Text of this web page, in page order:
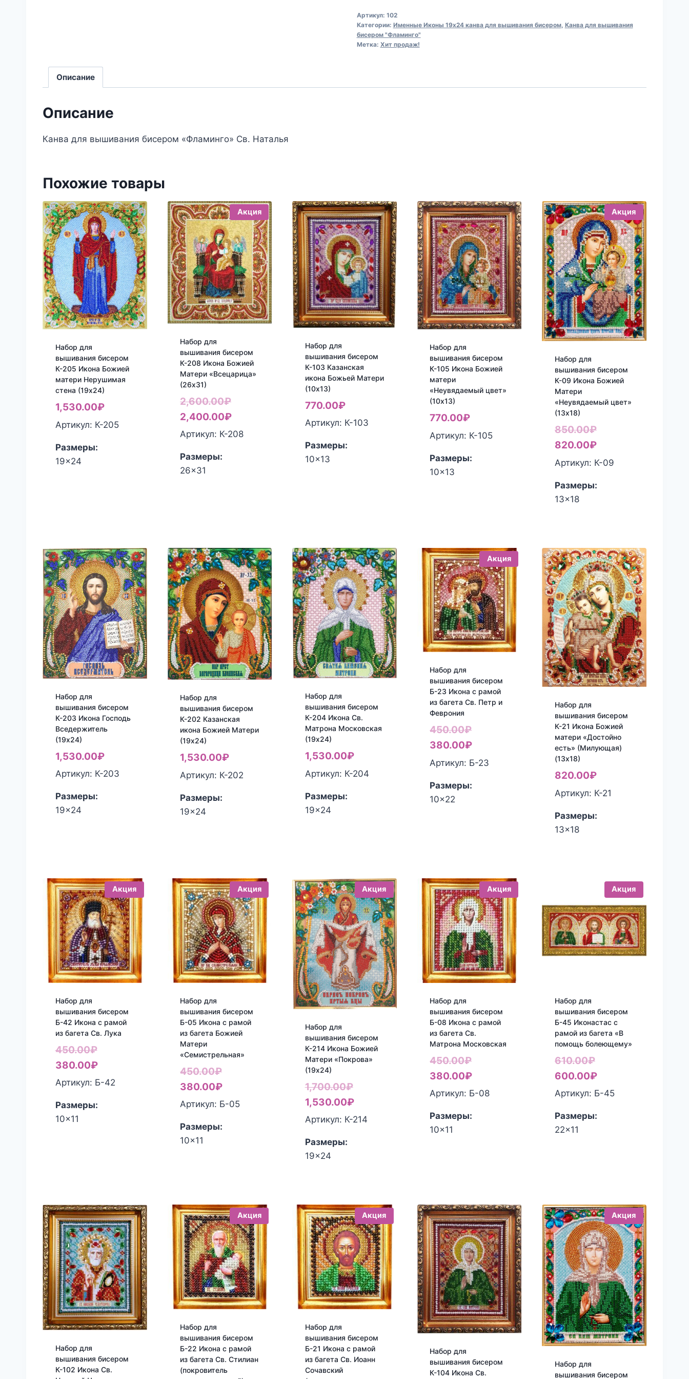
для
вышивания
бисером
Наталья
Артикул: 102
Категории: Именные Иконы 19х24 канва для вышивания бисером, Канва для вышивания
бисером "Фламинго"
Метка: Хит продаж!
Описание
Описание
Канва для вышивания бисером «Фламинго» Св. Наталья
Похожие товары
Набор для
вышивания бисером
К-205 Икона Божией
матери Нерушимая
стена (19х24)
1,530.00₽
Артикул: К-205
Размеры:
19x24
Акция
Набор для
вышивания бисером
К-208 Икона Божией
Матери «Всецарица»
(26х31)
2,600.00₽Первоначальная
цена
составляла
2,400.00₽Текущая
цена:
Артикул: К-208
Размеры:
26x31
Набор для
вышивания бисером
К-103 Казанская
икона Божьей Матери
(10х13)
770.00₽
Артикул: К-103
Размеры:
10x13
Набор для
вышивания бисером
К-105 Икона Божией
матери
«Неувядаемый цвет»
(10х13)
770.00₽
Артикул: К-105
Размеры:
10x13
Акция
Набор для
вышивания бисером
К-09 Икона Божией
Матери
«Неувядаемый цвет»
(13х18)
850.00₽Первоначальная
цена
составляла
820.00₽Текущая
цена:
Артикул: К-09
Размеры:
13x18
Набор для
вышивания бисером
К-203 Икона Господь
Вседержитель
(19х24)
1,530.00₽
Артикул: К-203
Размеры:
19x24
Набор для
вышивания бисером
К-202 Казанская
икона Божией Матери
(19х24)
1,530.00₽
Артикул: К-202
Размеры:
19x24
Набор для
вышивания бисером
К-204 Икона Св.
Матрона Московская
(19х24)
1,530.00₽
Артикул: К-204
Размеры:
19x24
Акция
Набор для
вышивания бисером
Б-23 Икона с рамой
из багета Св. Петр и
Феврония
450.00₽Первоначальная
цена
составляла
380.00₽Текущая
цена:
Артикул: Б-23
Размеры:
10x22
Набор для
вышивания бисером
К-21 Икона Божией
матери «Достойно
есть» (Милующая)
(13х18)
820.00₽
Артикул: К-21
Размеры:
13x18
Акция
Набор для
вышивания бисером
Б-42 Икона с рамой
из багета Св. Лука
450.00₽Первоначальная
цена
составляла
380.00₽Текущая
цена:
Артикул: Б-42
Размеры:
10x11
Акция
Набор для
вышивания бисером
Б-05 Икона с рамой
из багета Божией
Матери
«Семистрельная»
450.00₽Первоначальная
цена
составляла
380.00₽Текущая
цена:
Артикул: Б-05
Размеры:
10x11
Акция
Набор для
вышивания бисером
К-214 Икона Божией
Матери «Покрова»
(19х24)
1,700.00₽Первоначальная
цена
составляла
1,530.00₽Текущая
цена:
Артикул: К-214
Размеры:
19x24
Акция
Набор для
вышивания бисером
Б-08 Икона с рамой
из багета Св.
Матрона Московская
450.00₽Первоначальная
цена
составляла
380.00₽Текущая
цена:
Артикул: Б-08
Размеры:
10x11
Акция
Набор для
вышивания бисером
Б-45 Иконастас с
рамой из багета «В
помощь болеющему»
610.00₽Первоначальная
цена
составляла
600.00₽Текущая
цена:
Артикул: Б-45
Размеры:
22x11
Набор для
вышивания бисером
К-102 Икона Св.
Акция
Набор для
вышивания бисером
Б-22 Икона с рамой
из багета Св. Стилиан
(покровитель
Акция
Набор для
вышивания бисером
Б-21 Икона с рамой
из багета Св. Иоанн
Сочавский
Набор для
вышивания бисером
К-104 Икона Св.
Акция
Набор для
вышивания бисером